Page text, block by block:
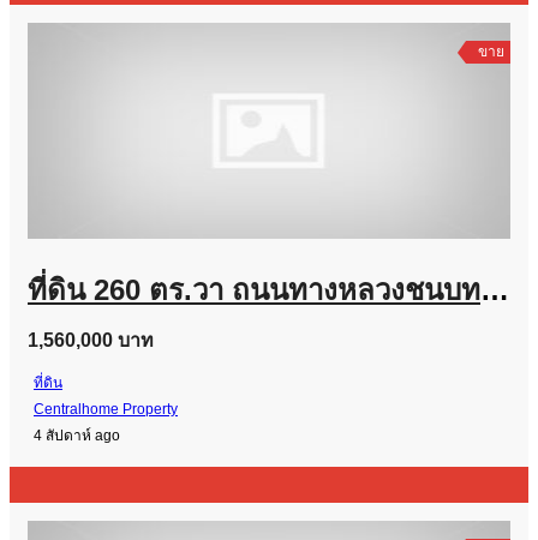
ขาย
ที่ดิน 260 ตร.วา ถนนทางหลวงชนบทสาย พบ.4016 ทำเลดี ราคาถูกมาก
1,560,000 บาท
ที่ดิน
Centralhome Property
4 สัปดาห์ ago